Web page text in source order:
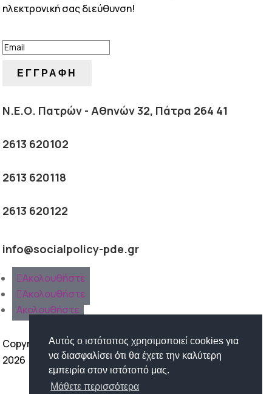
Αυτός ο ιστότοπος χρησιμοποιεί cookies για
να διασφαλίσει ότι θα έχετε την καλύτερη
εμπειρία στον ιστότοπό μας.
Μάθετε περισσότερα
ηλεκτρονική σας διεύθυνση!
ΕΓΓΡΑΦΗ
Ν.Ε.Ο. Πατρών - Αθηνών 32, Πάτρα 264 41
2613 620102
2613 620118
2613 620122
info@socialpolicy-pde.gr
Ακολουθήστε
Ακολουθήστε
Ακολουθήστε
Copyright ©
2026
Όροι Χρήσης | Προστασία